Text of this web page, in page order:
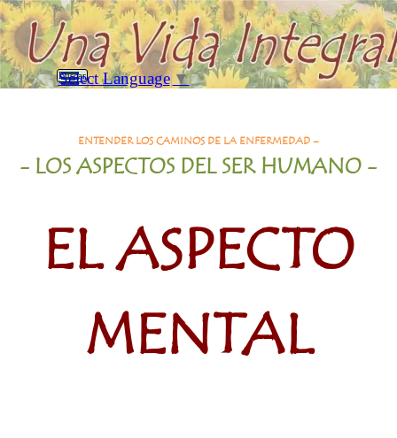
Vaya al Contenido
Saltar menú
Select Language ▼
Buscar
ENTENDER LOS CAMINOS DE LA ENFERMEDAD –
- LOS ASPECTOS DEL SER HUMANO -
EL ASPECTO
MENTAL